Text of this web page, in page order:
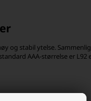
og stabil ytelse.
AAA-størrelse er